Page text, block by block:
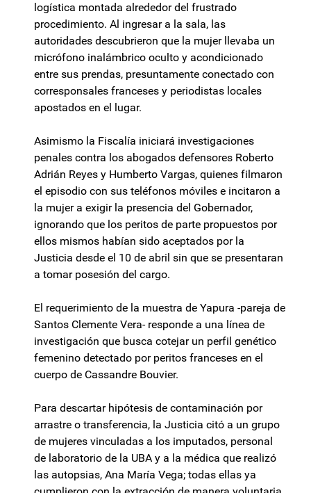
logística montada alrededor del frustrado
procedimiento. Al ingresar a la sala, las
autoridades descubrieron que la mujer llevaba un
micrófono inalámbrico oculto y acondicionado
entre sus prendas, presuntamente conectado con
corresponsales franceses y periodistas locales
apostados en el lugar.
Asimismo la Fiscalía iniciará investigaciones
penales contra los abogados defensores Roberto
Adrián Reyes y Humberto Vargas, quienes filmaron
el episodio con sus teléfonos móviles e incitaron a
la mujer a exigir la presencia del Gobernador,
ignorando que los peritos de parte propuestos por
ellos mismos habían sido aceptados por la
Justicia desde el 10 de abril sin que se presentaran
a tomar posesión del cargo.
El requerimiento de la muestra de Yapura -pareja de
Santos Clemente Vera- responde a una línea de
investigación que busca cotejar un perfil genético
femenino detectado por peritos franceses en el
cuerpo de Cassandre Bouvier.
Para descartar hipótesis de contaminación por
arrastre o transferencia, la Justicia citó a un grupo
de mujeres vinculadas a los imputados, personal
de laboratorio de la UBA y a la médica que realizó
las autopsias, Ana María Vega; todas ellas ya